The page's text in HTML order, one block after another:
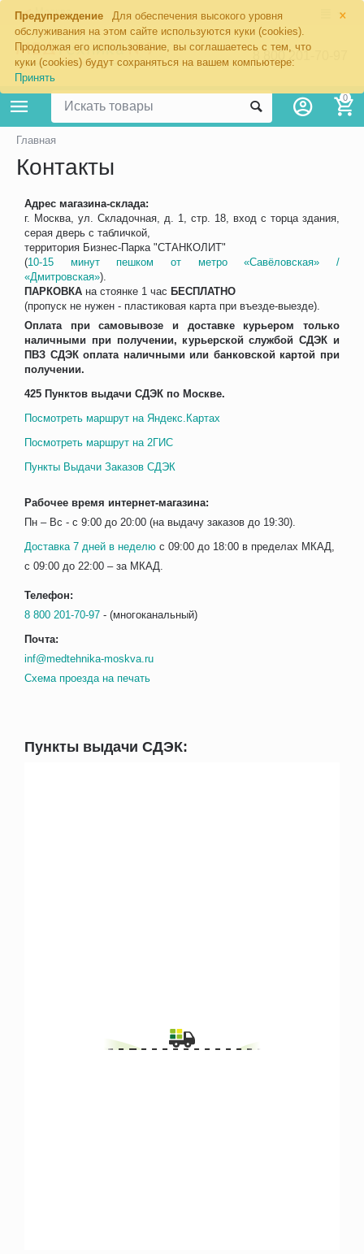
×
Предупреждение
Для обеспечения высокого уровня
обслуживания на этом сайте используются куки (cookies).
Продолжая его использование, вы соглашаетесь с тем, что
куки (cookies) будут сохраняться на вашем компьютере:
Принять
Москва
8 800 201-70-97
0
Главная
Контакты
Адрес магазина-склада:
г. Москва, ул. Складочная, д. 1, стр. 18, вход с торца здания,
серая дверь с табличкой,
территория Бизнес-Парка "СТАНКОЛИТ"
(10-15 минут пешком от метро «Савёловская» /
«Дмитровская»).
ПАРКОВКА на стоянке 1 час БЕСПЛАТНО
(пропуск не нужен - пластиковая карта при въезде-выезде).
Оплата при самовывозе и доставке курьером только
наличными при получении, курьерской службой СДЭК и
ПВЗ СДЭК оплата наличными или банковской картой при
получении.
425 Пунктов выдачи СДЭК по Москве.
Посмотреть маршрут на Яндекс.Картах
Посмотреть маршрут на 2ГИС
Пункты Выдачи Заказов СДЭК
Рабочее время интернет-магазина:
Пн – Вс - с 9:00 до 20:00 (на выдачу заказов до 19:30).
Доставка 7 дней в неделю с 09:00 до 18:00 в пределах МКАД,
с 09:00 до 22:00 – за МКАД.
Телефон:
8 800 201-70-97 - (многоканальный)
Почта:
inf@medtehnika-moskva.ru
Схема проезда на печать
Пункты выдачи СДЭК: